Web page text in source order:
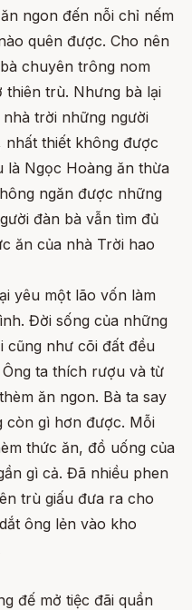
ngon đến nỗi chỉ nếm
quên được. Cho nên
chuyên trông nom
trù. Nhưng bà lại
nhà trời những người
thiết không được
là Ngọc Hoàng ăn thừa
ngăn được những
đàn bà vẫn tìm đủ
ăn của nhà Trời hao
yêu một lão vốn làm
Đời sống của những
cũng như cõi đất đều
ta thích rượu và từ
ăn ngon. Bà ta say
còn gì hơn được. Mỗi
thức ăn, đồ uống của
gì cả. Đã nhiều phen
trù giấu đưa ra cho
ông lẻn vào kho
đế mở tiệc đãi quần